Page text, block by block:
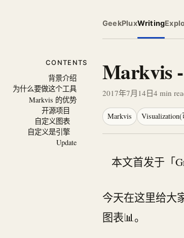
GeekPluxWriting
CONTENTS
背景介绍
为什么要做这个工具
Markvis 的优势
开源项目
自定义图表
自定义是引擎
Update
Markvis
2017年7月14日4 min
Markvis
本文首发于「
今天在这里给大
图表📊。